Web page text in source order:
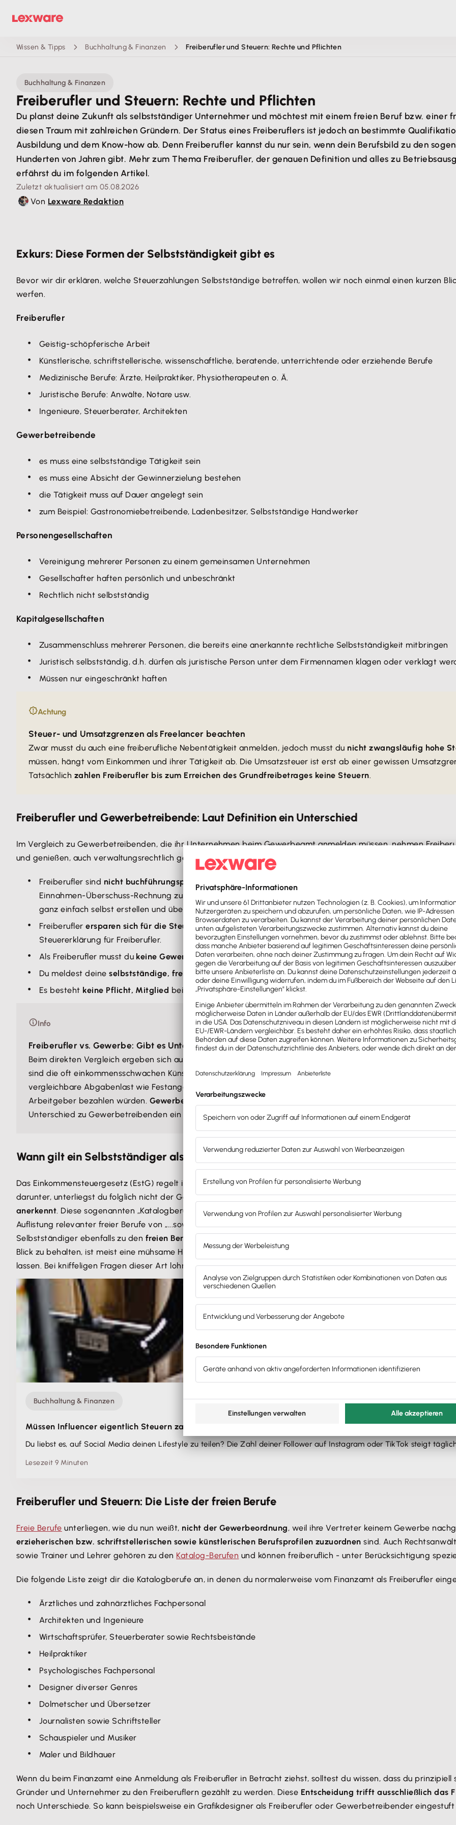
Wissen & Tipps Buchhaltung & Finanzen Freiberufler und Steuern: Rechte und Pflichten
Buchhaltung & Finanzen
Freiberufler und Steuern: Rechte und Pflichten
Du planst deine Zukunft als selbstständiger Unternehmer und möchtest mit einem freien Beruf bzw. einer
diesen Traum mit zahlreichen Gründern. Der Status eines Freiberuflers ist jedoch an bestimmte
Ausbildung und dem Know-how ab. Denn Freiberufler kannst du nur sein, wenn dein Berufsbild zu den
Hunderten von Jahren gibt. Mehr zum Thema Freiberufler, der genauen Definition und alles zu
erfährst du im folgenden Artikel.
Zuletzt aktualisiert am 05.08.2026
Von Lexware Redaktion
Exkurs: Diese Formen der Selbstständigkeit gibt es
Bevor wir dir erklären, welche Steuerzahlungen Selbstständige betreffen, wollen wir noch einmal einen kurzen
werfen.
Freiberufler
Geistig-schöpferische Arbeit
Künstlerische, schriftstellerische, wissenschaftliche, beratende, unterrichtende oder erziehende Berufe
Medizinische Berufe: Ärzte, Heilpraktiker, Physiotherapeuten o. Ä.
Juristische Berufe: Anwälte, Notare usw.
Ingenieure, Steuerberater, Architekten
Gewerbetreibende
es muss eine selbstständige Tätigkeit sein
es muss eine Absicht der Gewinnerzielung bestehen
die Tätigkeit muss auf Dauer angelegt sein
zum Beispiel: Gastronomiebetreibende, Ladenbesitzer, Selbstständige Handwerker
Personengesellschaften
Vereinigung mehrerer Personen zu einem gemeinsamen Unternehmen
Gesellschafter haften persönlich und unbeschränkt
Rechtlich nicht selbstständig
Kapitalgesellschaften
Zusammenschluss mehrerer Personen, die bereits eine anerkannte rechtliche Selbstständigkeit mitbringen
Juristisch selbstständig, d.h. dürfen als juristische Person unter dem Firmennamen klagen oder verklagt
Müssen nur eingeschränkt haften
Achtung
Steuer- und Umsatzgrenzen als Freelancer beachten
Zwar musst du auch eine freiberufliche Nebentätigkeit anmelden, jedoch musst du nicht zwangsläufig hohe
müssen, hängt vom Einkommen und ihrer Tätigkeit ab. Die Umsatzsteuer ist erst ab einer gewissen
Tatsächlich zahlen Freiberufler bis zum Erreichen des Grundfreibetrages keine Steuern.
Freiberufler und Gewerbetreibende: Laut Definition ein Unterschied
Im Vergleich zu Gewerbetreibenden, die ihr Unternehmen beim Gewerbeamt anmelden müssen, nehmen
und genießen, auch verwaltungsrechtlich gesehen, sogar den einen oder anderen Vorteil:
Freiberufler sind nicht buchführungspflichtig
und müssen daher zum Abschluss eines Kalenderjahres im
Einnahmen-Überschuss-Rechnung zur steuerlichen Erfassung beim Finanzamt einreichen. Diese kannst du
ganz einfach selbst erstellen und übermitteln.
Freiberuflerersparen sich für die Steuer eineBilanzsowie eine komplexe Gewinnermittlung durchGewinn-
Steuererklärung für Freiberufler.
Als Freiberufler musst du keine Gewerbeanmeldungam Ort deines Firmensitzes durchführen. Du zahlst als
Du meldest deineselbstständige, freiberufliche Tätigkeitbeim Finanzamt an und erhältst dort als
Es besteht keine Pflicht, Mitglied bei der Industrie- und Handelskammer oder Handwerkskammer zu
Info
Freiberufler vs. Gewerbe: Gibt es Unterschiede in puncto Sozialversicherung?
Beim direkten Vergleich ergeben sich auch in Bezug auf die Sozialversicherung
sind die oft einkommensschwachen Künstler und Publizisten, die sich beispielsweise über die
vergleichbare Abgabenlast wie Festangestellte. Denn die KSK übernimmt den Anteil der Renten-, Kranken-
Arbeitgeber bezahlen würden. Gewerbetreibende genießen diesen Vorzug nicht
Unterschied zu Gewerbetreibenden ein echter Vorteil.
Wann gilt ein Selbstständiger als Freiberufler?
Das Einkommensteuergesetz (EstG) regelt im § 18 in Form eines Katalogs, welche Berufe zu den freiberuflichen
darunter, unterliegst du folglich nicht der Gewerbeordnung und kannst davon ausgehen, dass dein zuständiges
anerkennt. Diese sogenannten „Katalogberufe“ wurden vom Gesetzgeber jedoch nicht in jedem Fall eindeutig
Auflistung relevanter freier Berufe von „...sowie ähnliche Berufe“. Willst du dich beim Finanzamt als Freiberufler
Selbstständiger ebenfalls zu den freien Berufen
Blick zu behalten, ist meist eine mühsame Herausforderung. Du kannst auch einen Steuerberater finden und dich
lassen. Bei kniffeligen Fragen dieser Art lohnt sich eine Steuerfachkraft immer.
Buchhaltung & Finanzen
Müssen Influencer eigentlich Steuern zahlen?
Du liebst es, auf Social Media deinen Lifestyle zu teilen? Die Zahl deiner Follower auf Instagram oder TikTok steigt
Lesezeit 9 Minuten
Freiberufler und Steuern: Die Liste der freien Berufe
Freie Berufe unterliegen, wie du nun weißt, nicht der Gewerbeordnung, weil ihre Vertreter keinem Gewerbe
erzieherischen bzw. schriftstellerischen sowie künstlerischen Berufsprofilen zuzuordnen sind. Auch
sowie Trainer und Lehrer gehören zu den Katalog-Berufen und können freiberuflich - unter Berücksichtigung
Die folgende Liste zeigt dir die Katalogberufe an, in denen du normalerweise vom Finanzamt als Freiberufler
Ärztliches und zahnärztliches Fachpersonal
Architekten und Ingenieure
Wirtschaftsprüfer, Steuerberater sowie Rechtsbeistände
Heilpraktiker
Psychologisches Fachpersonal
Designer diverser Genres
Dolmetscher und Übersetzer
Journalisten sowie Schriftsteller
Schauspieler und Musiker
Maler und Bildhauer
Wenn du beim Finanzamt eine Anmeldung als Freiberufler in Betracht ziehst, solltest du wissen, dass du
Gründer und Unternehmer zu den Freiberuflern gezählt zu werden. Diese Entscheidung trifft ausschließlich das
noch Unterschiede. So kann beispielsweise ein Grafikdesigner als Freiberufler oder Gewerbetreibender